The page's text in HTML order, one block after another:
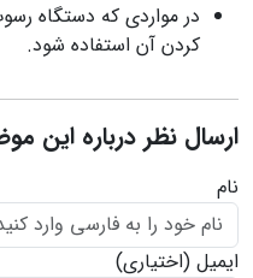
در مواردی که دستگاه
کردن آن استفاده شود.
ارسال نظر درباره این
نام
ایمیل (اختیاری)